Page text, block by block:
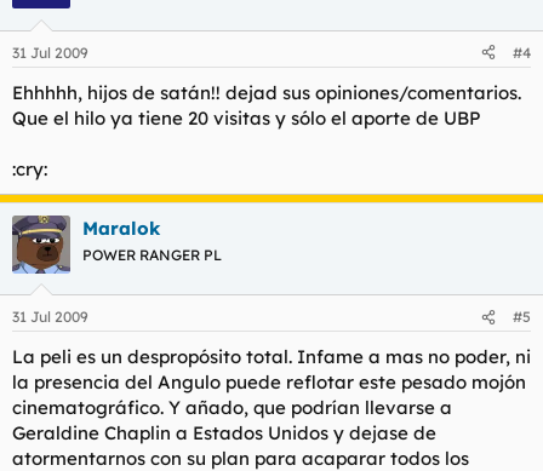
31 Jul 2009 #4
Ehhhhh, hijos de satán!! dejad sus opiniones/comentarios.
Que el hilo ya tiene 20 visitas y sólo el aporte de UBP
:cry:
Maralok
POWER RANGER PL
31 Jul 2009 #5
La peli es un despropósito total. Infame a mas no poder, ni
la presencia del Angulo puede reflotar este pesado mojón
cinematográfico. Y añado, que podrían llevarse a
Geraldine Chaplin a Estados Unidos y dejase de
atormentarnos con su plan para acaparar todos los